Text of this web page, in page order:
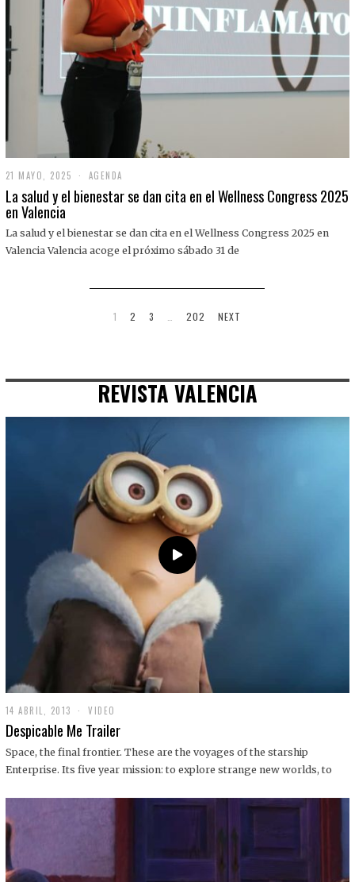
21 MAYO, 2025
1
M
O
,
AGENDA
La salud y el bienestar se dan cita en el Wellness Congress 2025
en Valencia
La salud y el bienestar se dan cita en el Wellness Congress 2025 en
Valencia Valencia acoge el próximo sábado 31 de
1 2 3 202 NEXT
REVISTA VALENCIA
14 ABRIL, 2013
9
D
C
I
1
VIDEO
Despicable Me Trailer
Space, the final frontier. These are the voyages of the starship
Enterprise. Its five year mission: to explore strange new worlds, to